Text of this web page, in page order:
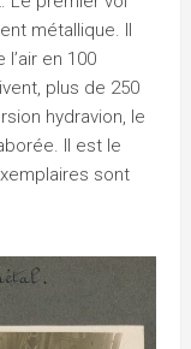
métallique. Il
en 100
plus de 250
hydravion, le
Il est le
sont